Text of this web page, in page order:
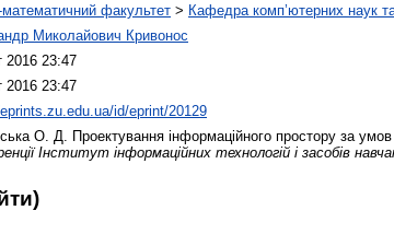
математичний факультет > Кафедра комп’ютерних наук
Миколайович Кривонос
2016 23:47
2016 23:47
id/eprint/20129
О. Д. Проектування інформаційного простору за
Інститут інформаційних технологій і засобів